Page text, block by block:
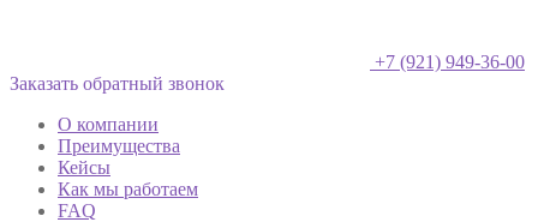
+7 (921) 949-36-00
Заказать обратный звонок
О компании
Преимущества
Кейсы
Как мы работаем
FAQ